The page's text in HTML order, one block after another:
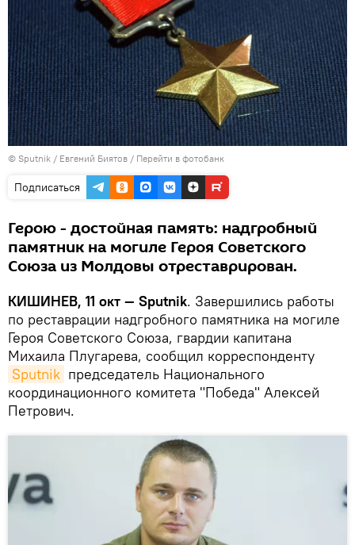
© Sputnik / Евгений Биятов / Перейти в фотобанк
Подписаться
Герою - достойная память: надгробный
памятник на могиле Героя Советского
Союза из Молдовы отреставрирован.
КИШИНЕВ, 11 окт — Sputnik. Завершились работы
по реставрации надгробного памятника на могиле
Героя Советского Союза, гвардии капитана
Михаила Плугарева, сообщил корреспонденту
Sputnik председатель Национального
координационного комитета "Победа" Алексей
Петрович.